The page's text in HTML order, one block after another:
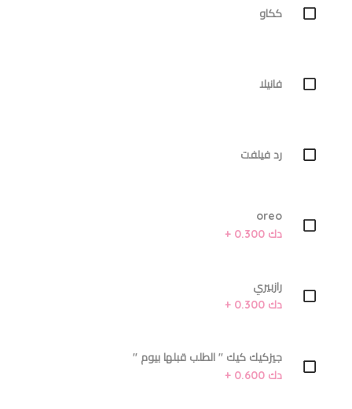
ككاو
فانيلا
رد فيلفت
oreo
دك 0.300 +
رازبيري
دك 0.300 +
جيزكيك كيك '' الطلب قبلها بيوم ''
دك 0.600 +